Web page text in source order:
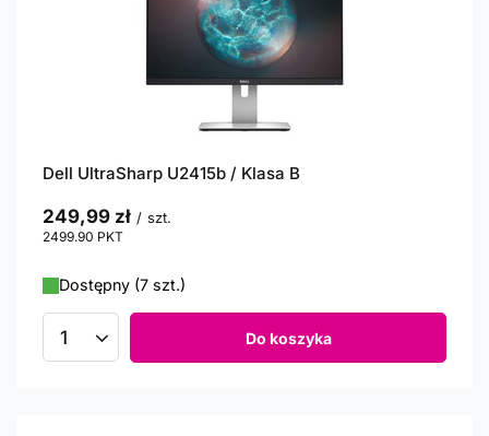
Dell UltraSharp U2415b / Klasa B
249,99 zł / szt.
2499.90 PKT
Dostępny (7 szt.)
Ilość produktów Do koszyka